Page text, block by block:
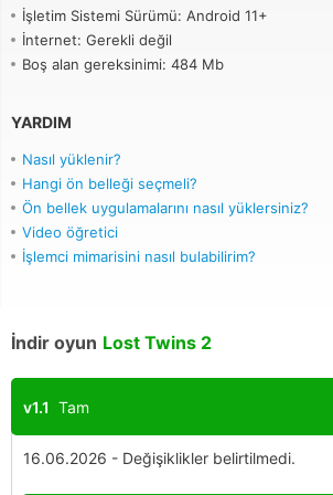
İşletim Sistemi Sürümü: Android 11+
İnternet: Gerekli değil
Boş alan gereksinimi: 484 Mb
YARDIM
Nasıl yüklenir?
Hangi ön belleği seçmeli?
Ön bellek uygulamalarını nasıl yüklersiniz?
Video öğretici
İşlemci mimarisini nasıl bulabilirim?
İndir oyun Lost Twins 2
v1.1 Tam
16.06.2026 - Değişiklikler belirtilmedi.